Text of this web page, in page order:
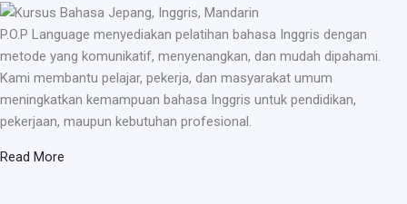
P.O.P Language menyediakan pelatihan bahasa Inggris dengan
metode yang komunikatif, menyenangkan, dan mudah dipahami.
Kami membantu pelajar, pekerja, dan masyarakat umum
meningkatkan kemampuan bahasa Inggris untuk pendidikan,
pekerjaan, maupun kebutuhan profesional.
Read More